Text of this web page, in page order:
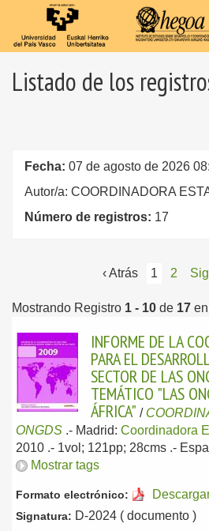
Listado de los
Fecha: 07 de agosto de 2026
Autor/a: COORDINADORA
Número de registros: 17
‹ Atrás 1 2
Mostrando Registro 1 - 10 de 17 en
INFORME DE LA
PARA EL
SECTOR DE LAS
TEMÁTICO "LAS
ÁFRICA" /
ONGDS .- Madrid: Coordinadora
2010 .- 1vol; 121pp; 28cms .-
Mostrar tags
Formato electrónico:
Signatura: D-2024 ( documento )